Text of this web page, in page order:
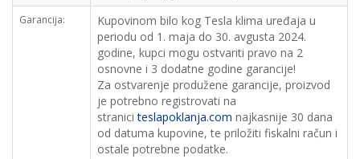
Garancija:
Kupovinom bilo kog Tesla klima uređaja u
periodu od 1. maja do 30. avgusta 2024.
godine, kupci mogu ostvariti pravo na 2
osnovne i 3 dodatne godine garancije!
Za ostvarenje produžene garancije, proizvod
je potrebno registrovati na
straniciteslapoklanja.com najkasnije 30 dana
od datuma kupovine, te priložiti fiskalni račun i
ostale potrebne podatke.